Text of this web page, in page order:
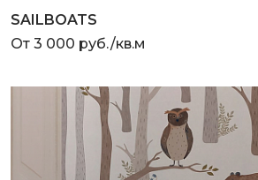
SAILBOATS
От 3 000 руб./кв.м